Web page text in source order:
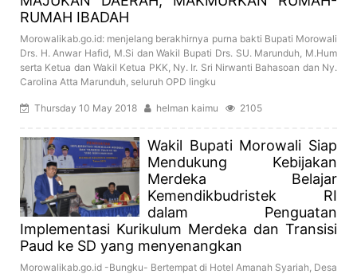
RUMAH IBADAH
Morowalikab.go.id: menjelang berakhirnya purna bakti Bupati Morowali
Drs. H. Anwar Hafid, M.Si dan Wakil Bupati Drs. SU. Marunduh, M.Hum
serta Ketua dan Wakil Ketua PKK, Ny. Ir. Sri Nirwanti Bahasoan dan Ny.
Carolina Atta Marunduh, seluruh OPD lingku
Thursday 10 May 2018 helman kaimu 2105
Wakil Bupati Morowali Siap
Mendukung Kebijakan
Merdeka Belajar
Kemendikbudristek RI
dalam Penguatan
Implementasi Kurikulum Merdeka dan Transisi
Paud ke SD yang menyenangkan
Morowalikab.go.id -Bungku- Bertempat di Hotel Amanah Syariah, Desa